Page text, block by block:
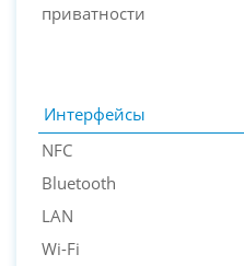
приватности
Интерфейсы
NFC
Bluetooth
LAN
Wi-Fi